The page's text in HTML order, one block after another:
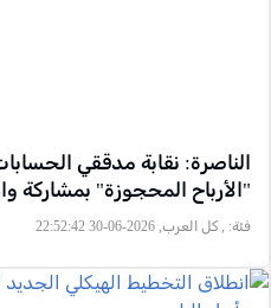
الناصرة: نقابة مدققي
"الأرباح المحجوزة" بمشاركة
فئة: , كل العرب, 2026-06-30 22:52:42